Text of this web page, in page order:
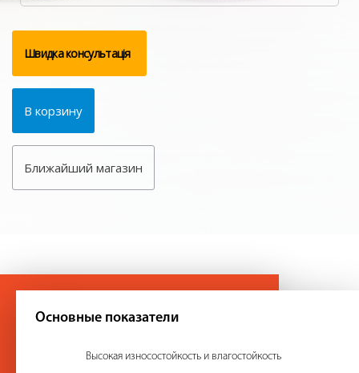
Швидка консультація
В корзину
Ближайший магазин
Основные показатели
Высокая износостойкость и влагостойкость